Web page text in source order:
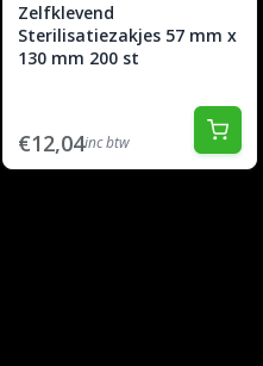
Zelfklevend
Sterilisatiezakjes 57 mm x
130 mm 200 st
€12,04inc btw